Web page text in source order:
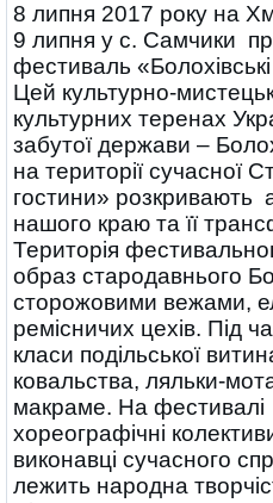
8 липня 2017 року на
9 липня у с. Самчики
фестиваль
Цей культурно-
культурних теренах
забутої держави –
на території сучасної
гостини» розкривають
нашого краю та її
Територія
образ стародавнього
сторожовими вежами,
ремісничих цехів. Під
класи подільської
ковальства, ляльки-
макраме. На фестивалі
хореографічні
виконавці сучасного
лежить народна